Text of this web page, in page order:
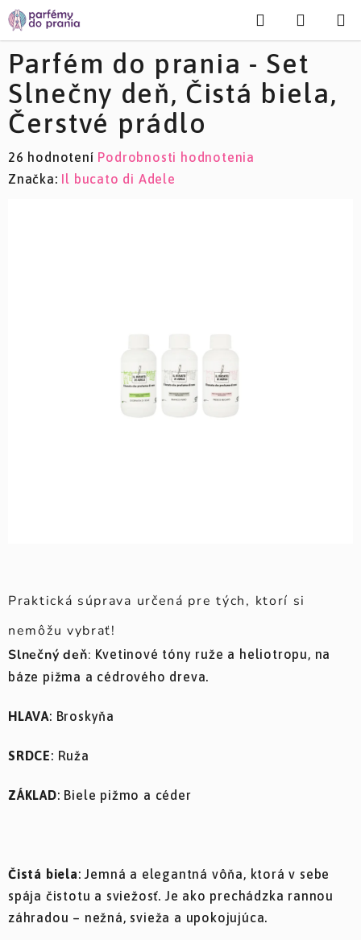
Prejsť
na
obsah
Hľadať
KOŠÍK
Praktická súprava určená pre tých, ktorí si
nemôžu vybrať!
Slnečný deň: Kvetinové tóny ruže a heliotropu, na
báze pižma a cédrového dreva.
HLAVA: Broskyňa
SRDCE: Ruža
ZÁKLAD: Biele pižmo a céder
Čistá biela: Jemná a elegantná vôňa, ktorá v sebe
spája čistotu a sviežosť. Je ako prechádzka rannou
záhradou – nežná, svieža a upokojujúca.
Parfém do prania - Set
Slnečny deň, Čistá biela,
Čerstvé prádlo
Priemerné
hodnotenie
26 hodnotení Podrobnosti hodnotenia
Značka: Il bucato di Adele